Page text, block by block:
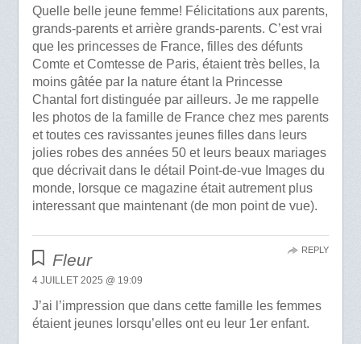
Quelle belle jeune femme! Félicitations aux parents,
grands-parents et arrière grands-parents. C’est vrai
que les princesses de France, filles des défunts
Comte et Comtesse de Paris, étaient très belles, la
moins gâtée par la nature étant la Princesse
Chantal fort distinguée par ailleurs. Je me rappelle
les photos de la famille de France chez mes parents
et toutes ces ravissantes jeunes filles dans leurs
jolies robes des années 50 et leurs beaux mariages
que décrivait dans le détail Point-de-vue Images du
monde, lorsque ce magazine était autrement plus
interessant que maintenant (de mon point de vue).
Fleur
4 JUILLET 2025 @ 19:09
J’ai l’impression que dans cette famille les femmes
étaient jeunes lorsqu’elles ont eu leur 1er enfant.
REPLY